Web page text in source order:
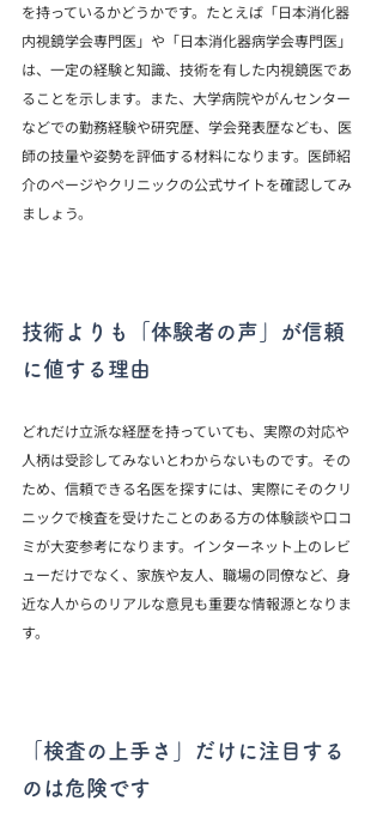
を持っているかどうかです。たとえば「日本消化器
内視鏡学会専門医」や「日本消化器病学会専門医」
は、一定の経験と知識、技術を有した内視鏡医であ
ることを示します。また、大学病院やがんセンター
などでの勤務経験や研究歴、学会発表歴なども、医
師の技量や姿勢を評価する材料になります。医師紹
介のページやクリニックの公式サイトを確認してみ
ましょう。
技術よりも「体験者の声」が信頼
に値する理由
どれだけ立派な経歴を持っていても、実際の対応や
人柄は受診してみないとわからないものです。その
ため、信頼できる名医を探すには、実際にそのクリ
ニックで検査を受けたことのある方の体験談や口コ
ミが大変参考になります。インターネット上のレビ
ューだけでなく、家族や友人、職場の同僚など、身
近な人からのリアルな意見も重要な情報源となりま
す。
「検査の上手さ」だけに注目する
のは危険です